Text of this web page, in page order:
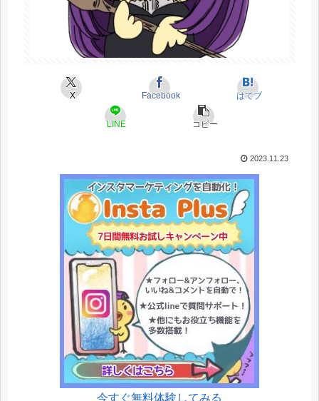
X Facebook はてブ
LINE コピー
2023.11.23
今すぐ無料体験してみる